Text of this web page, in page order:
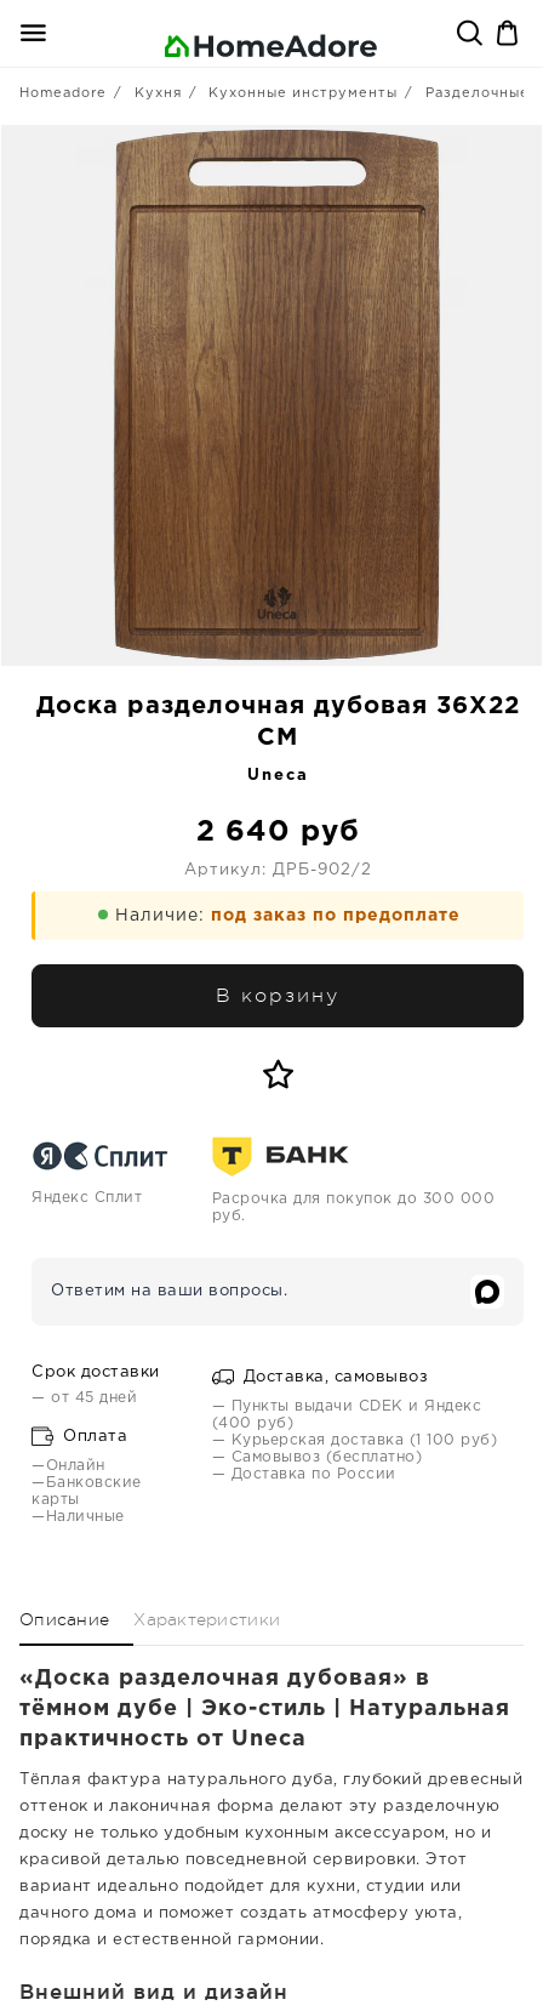
Homeadore Кухня Кухонные инструменты Разделочные
Доска разделочная дубовая 36X22
CM
Uneca
2 640 руб
Артикул: ДРБ-902/2
Наличие: под заказ по предоплате
В корзину
Яндекс Сплит
Расрочка для покупок до 300 000
руб.
Ответим на ваши вопросы.
Срок доставки
— от 45 дней
Оплата
—Онлайн
—Банковские
карты
—Наличные
Доставка, самовывоз
— Пункты выдачи CDEK и Яндекс
(400 руб)
— Курьерская доставка (1 100 руб)
— Самовывоз (бесплатно)
— Доставка по России
Описание Характеристики
«Доска разделочная дубовая» в
тёмном дубе | Эко-стиль | Натуральная
практичность от Uneca
Тёплая фактура натурального дуба, глубокий древесный
оттенок и лаконичная форма делают эту разделочную
доску не только удобным кухонным аксессуаром, но и
красивой деталью повседневной сервировки. Этот
вариант идеально подойдет для кухни, студии или
дачного дома и поможет создать атмосферу уюта,
порядка и естественной гармонии.
Внешний вид и дизайн